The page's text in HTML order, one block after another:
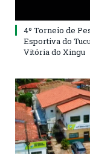
4º Torneio de
Esportiva do
Vitória do Xingu